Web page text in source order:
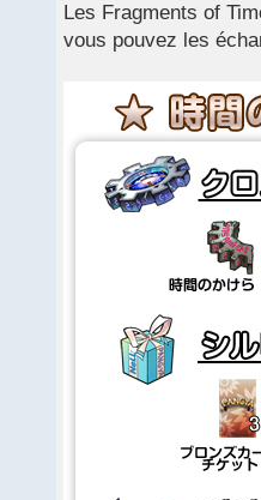
Les Fragments of
vous pouvez les